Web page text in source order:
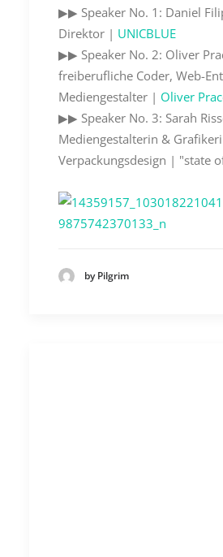
▶︎▶︎ Speaker No. 1: Daniel
Direktor | UNICBLUE
▶︎▶︎ Speaker No. 2: Oliver
freiberufliche Coder, Web-
Mediengestalter | Oliver
▶︎▶︎ Speaker No. 3: Sarah
Mediengestalterin &
Verpackungsdesign | "state
by Pilgrim